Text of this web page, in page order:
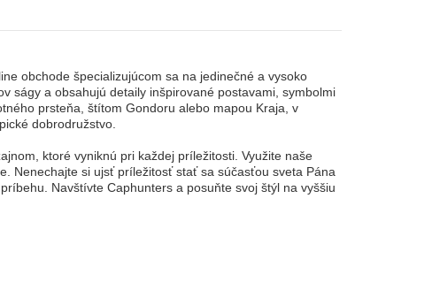
obchode špecializujúcom sa na jedinečné a vysoko
ságy a obsahujú detaily inšpirované postavami, symbolmi
prsteňa, štítom Gondoru alebo mapou Kraja, v
dobrodružstvo.
ktoré vyniknú pri každej príležitosti. Využite naše
Nenechajte si ujsť príležitosť stať sa súčasťou sveta Pána
Navštívte Caphunters a posuňte svoj štýl na vyššiu